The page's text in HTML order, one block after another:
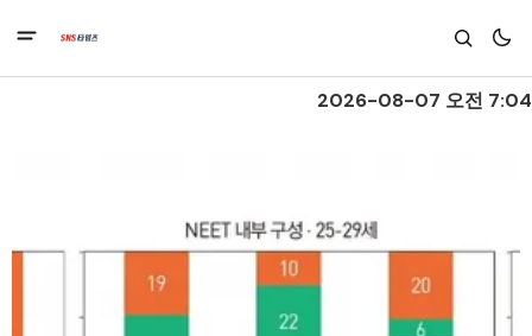
2026-08-07 오전 7:04